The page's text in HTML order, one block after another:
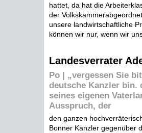
hattet, da hat die
der
unsere landwirtschaftliche
können wir nur, wenn wir
Landesverrater
Po | „vergessen Sie
deutsche Kanzler bin.
seines eigenen
Ausspruch, der
den ganzen
Bonner Kanzler gegenüber